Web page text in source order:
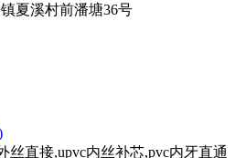
夏溪村前潘塘36号